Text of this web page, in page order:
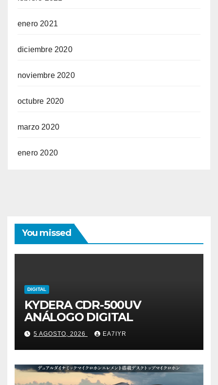
enero 2021
diciembre 2020
noviembre 2020
octubre 2020
marzo 2020
enero 2020
You missed
DIGITAL
KYDERA CDR-500UV
ANÁLOGO DIGITAL
5 AGOSTO, 2026 EA7IYR